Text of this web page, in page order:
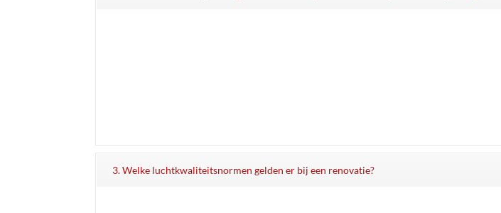
3. Welke luchtkwaliteitsnormen gelden er bij een renovatie?